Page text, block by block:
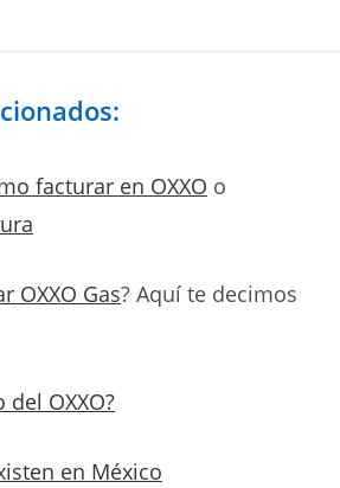
facturar en OXXO o
OXXO Gas? Aquí te decimos
OXXO?
en México